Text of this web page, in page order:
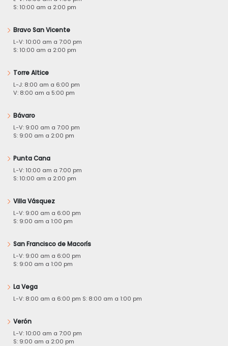
S: 10:00 am a 2:00 pm
Bravo San Vicente
L-V: 10:00 am a 7:00 pm
S: 10:00 am a 2:00 pm
Torre Altice
L-J: 8:00 am a 6:00 pm
V: 8:00 am a 5:00 pm
Bávaro
L-V: 9:00 am a 7:00 pm
S: 9:00 am a 2:00 pm
Punta Cana
L-V: 10:00 am a 7:00 pm
S: 10:00 am a 2:00 pm
Villa Vásquez
L-V: 9:00 am a 6:00 pm
S: 9:00 am a 1:00 pm
San Francisco de Macorís
L-V: 9:00 am a 6:00 pm
S: 9:00 am a 1:00 pm
La Vega
L-V: 8:00 am a 6:00 pm S: 8:00 am a 1:00 pm
Verón
L-V: 10:00 am a 7:00 pm
S: 9:00 am a 2:00 pm